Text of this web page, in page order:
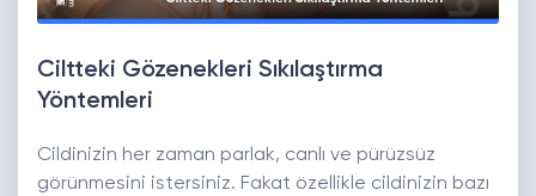
Ciltteki Gözenekleri Sıkılaştırma
Yöntemleri
Cildinizin her zaman parlak, canlı ve pürüzsüz
görünmesini istersiniz. Fakat özellikle cildinizin bazı